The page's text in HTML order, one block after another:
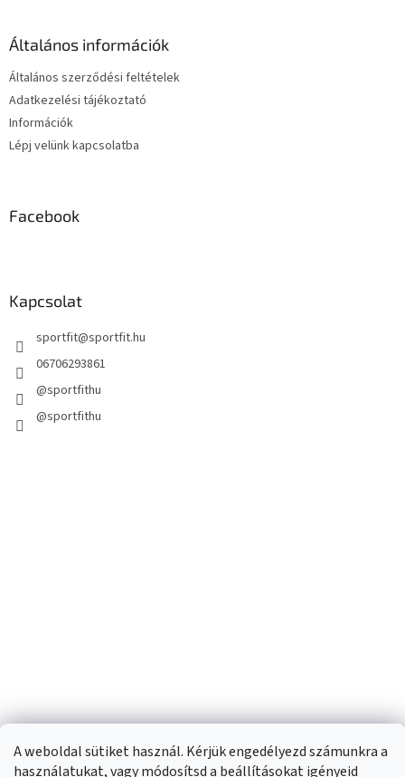
A weboldal sütiket használ. Kérjük engedélyezd számunkra a
használatukat, vagy módosítsd a beállításokat igényeid
Általános információk
Általános szerződési feltételek
Adatkezelési tájékoztató
Információk
Lépj velünk kapcsolatba
Facebook
Kapcsolat
sportfit@sportfit.hu
06706293861
@sportfithu
@sportfithu